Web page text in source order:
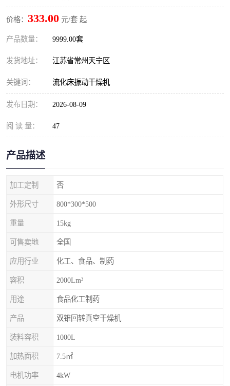
价格： 333.00 元/套 起
产品数量： 9999.00套
发货地址： 江苏省常州天宁区
关键词： 流化床振动干燥机
发布日期： 2026-08-09
阅 读 量： 47
产品描述
加工定制 否
外形尺寸 800*300*500
重量 15kg
可售卖地 全国
应用行业 化工、食品、制药
容积 2000Lm³
用途 食品化工制药
产品 双锥回转真空干燥机
装料容积 1000L
加热面积 7.5㎡
电机功率 4kW